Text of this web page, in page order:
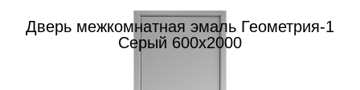
Дверь межкомнатная эмаль Геометрия-1
Серый 600х2000